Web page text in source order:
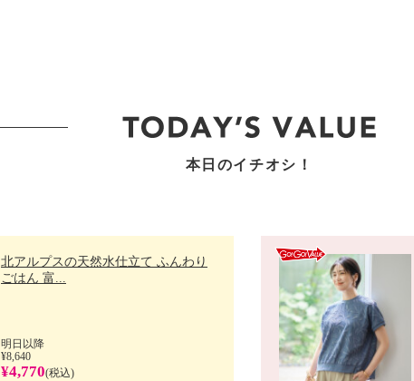
本日のイチオシ！
北アルプスの天然水仕立て ふんわり
ごはん 富...
明日以降
¥8,640
¥4,770(税込)